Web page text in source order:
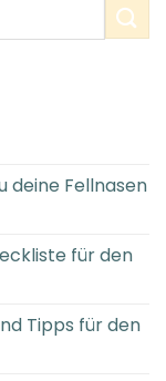
deine Fellnasen
für den
Tipps für den